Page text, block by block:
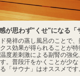
が思わず"くせ"になる「
発祥の蒸し風呂のことで
ス効果が得られることが
度差刺激による副腎の強
。普段汗をかくことが少
「サウナ」はオススメです